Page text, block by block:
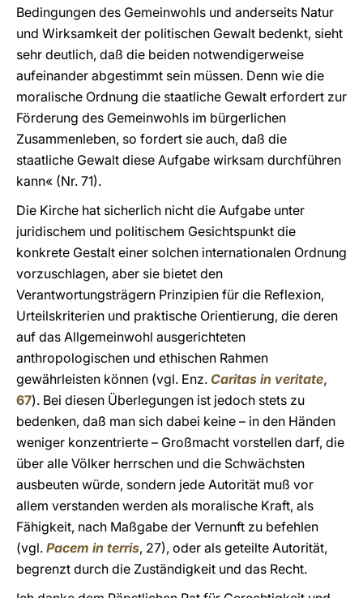
Bedingungen des Gemeinwohls und anderseits Natur
und Wirksamkeit der politischen Gewalt bedenkt, sieht
sehr deutlich, daß die beiden notwendigerweise
aufeinander abgestimmt sein müssen. Denn wie die
moralische Ordnung die staatliche Gewalt erfordert zur
Förderung des Gemeinwohls im bürgerlichen
Zusammenleben, so fordert sie auch, daß die
staatliche Gewalt diese Aufgabe wirksam durchführen
kann« (Nr. 71).
Die Kirche hat sicherlich nicht die Aufgabe unter
juridischem und politischem Gesichtspunkt die
konkrete Gestalt einer solchen internationalen Ordnung
vorzuschlagen, aber sie bietet den
Verantwortungsträgern Prinzipien für die Reflexion,
Urteilskriterien und praktische Orientierung, die deren
auf das Allgemeinwohl ausgerichteten
anthropologischen und ethischen Rahmen
gewährleisten können (vgl. Enz. Caritas in veritate,
67). Bei diesen Überlegungen ist jedoch stets zu
bedenken, daß man sich dabei keine – in den Händen
weniger konzentrierte – Großmacht vorstellen darf, die
über alle Völker herrschen und die Schwächsten
ausbeuten würde, sondern jede Autorität muß vor
allem verstanden werden als moralische Kraft, als
Fähigkeit, nach Maßgabe der Vernunft zu befehlen
(vgl. Pacem in terris, 27), oder als geteilte Autorität,
begrenzt durch die Zuständigkeit und das Recht.